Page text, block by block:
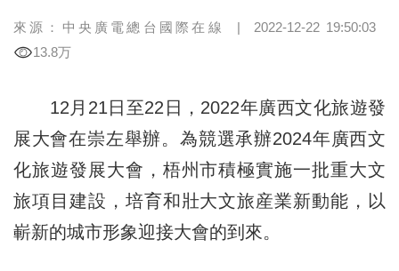
來源：中央廣電總台國際在線 | 2022-12-22 19:50:03
13.8万
12月21日至22日，2022年廣西文化旅遊發
展大會在崇左舉辦。為競選承辦2024年廣西文
化旅遊發展大會，梧州市積極實施一批重大文
旅項目建設，培育和壯大文旅産業新動能，以
嶄新的城市形象迎接大會的到來。